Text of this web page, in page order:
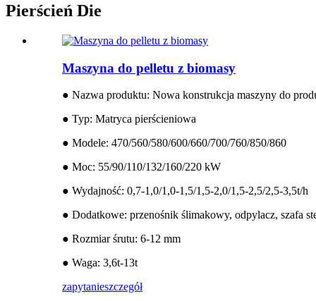
Pierścień Die
Maszyna do pelletu z biomasy
● Nazwa produktu: Nowa konstrukcja maszyny do
● Typ: Matryca pierścieniowa
● Modele: 470/560/580/600/660/700/760/850/860
● Moc: 55/90/110/132/160/220 kW
● Wydajność: 0,7-1,0/1,0-1,5/1,5-2,0/1,5-2,5/2,5-3,5t/h
● Dodatkowe: przenośnik ślimakowy, odpylacz, szafa
● Rozmiar śrutu: 6-12 mm
● Waga: 3,6t-13t
zapytanieszczegół